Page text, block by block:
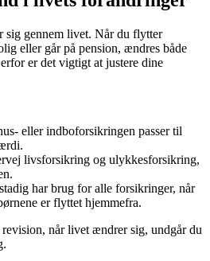
gennem livet. Når du flytter
eller går på pension, ændres både
er det vigtigt at justere dine
eller indboforsikringen passer til
livsforsikring og ulykkesforsikring,
har brug for alle forsikringer, når
er flyttet hjemmefra.
når livet ændrer sig, undgår du